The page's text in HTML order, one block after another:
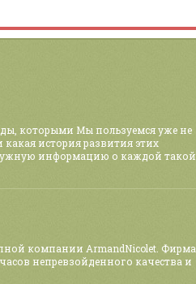
которыми Мы пользуемся уже не
история развития этих
информацию о каждой такой
компании ArmandNicolet. Фирма
непревзойденного качества и